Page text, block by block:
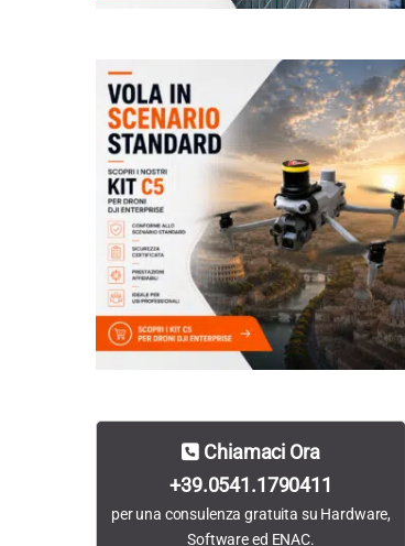
Chiamaci Ora
+39.0541.1790411
per una consulenza gratuita su Hardware,
Software ed ENAC.